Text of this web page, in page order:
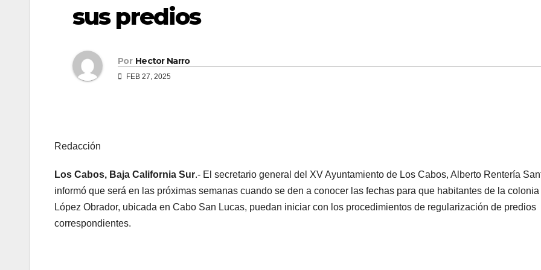
sus predios
Por Hector Narro
FEB 27, 2025
Redacción
Los Cabos, Baja California Sur.- El secretario general del XV Ayuntamiento de Los Cabos, Alberto Rentería
informó que será en las próximas semanas cuando se den a conocer las fechas para que habitantes de la colonia
López Obrador, ubicada en Cabo San Lucas, puedan iniciar con los procedimientos de regularización de predios
correspondientes.